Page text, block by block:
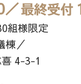
組様限定
棟／
4-3-1